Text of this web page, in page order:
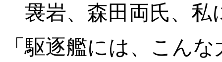
袰岩、森田両氏、私
「駆逐艦には、こん